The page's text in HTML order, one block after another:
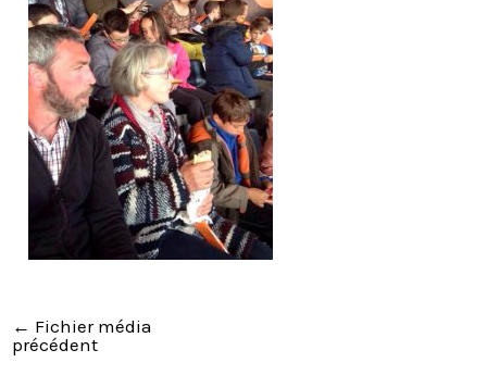
← Fichier média
précédent